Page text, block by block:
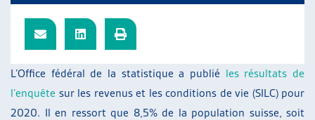
ARTIAS
L’ASSOCIATION
JOURNÉES D’AUTOMNE
L’Office fédéral de la statistique a publié les résultats de
l’enquête sur les revenus et les conditions de vie (SILC) pour
2020. Il en ressort que 8,5% de la population suisse, soit